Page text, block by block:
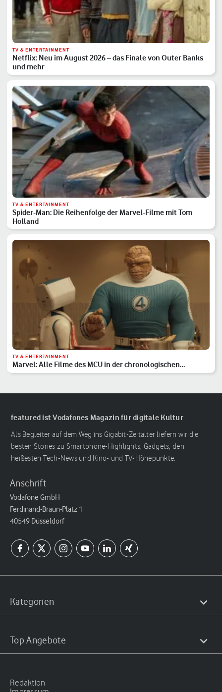
TV & ENTERTAINMENT
Netflix: Neu im August 2026 – das Finale von Outer Banks
und mehr
TV & ENTERTAINMENT
Spider-Man: Die Reihenfolge der Marvel-Filme mit Tom
Holland
TV & ENTERTAINMENT
Marvel: Alle Filme des MCU in der chronologischen
Reihenfolge
featured ist Vodafones Magazin für digitale Kultur
Als Begleiter auf dem Weg ins Gigabit-Zeitalter liefern wir die
besten Stories zu Smartphone-Highlights, Gadgets, den
heißesten Tech-News und Kino- und TV-Höhepunkte.
Anschrift
Vodafone GmbH
Ferdinand-Braun-Platz 1
40549 Düsseldorf
Kategorien
Top Angebote
Redaktion